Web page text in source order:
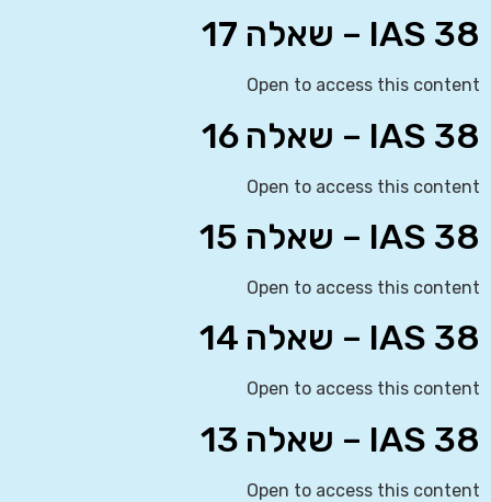
IAS 38 – שאלה 17
Open to access this content
IAS 38 – שאלה 16
Open to access this content
IAS 38 – שאלה 15
Open to access this content
IAS 38 – שאלה 14
Open to access this content
IAS 38 – שאלה 13
Open to access this content